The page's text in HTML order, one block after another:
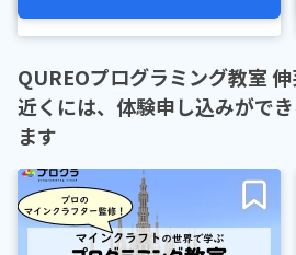
QUREOプログラミング教室
近くには、体験申し込みがで
ます